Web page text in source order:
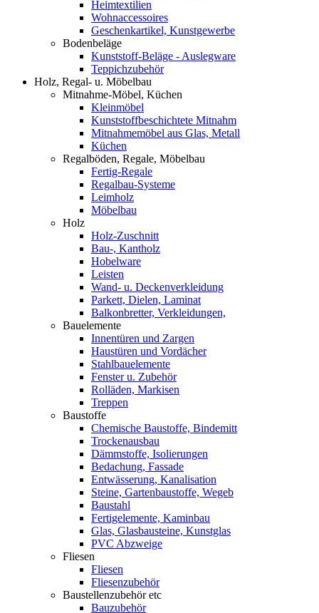
Heimtextilien
Wohnaccessoires
Geschenkartikel, Kunstgewerbe
Bodenbeläge
Kunststoff-Beläge - Auslegware
Teppichzubehör
Holz, Regal- u. Möbelbau
Mitnahme-Möbel, Küchen
Kleinmöbel
Kunststoffbeschichtete Mitnahm
Mitnahmemöbel aus Glas, Metall
Küchen
Regalböden, Regale, Möbelbau
Fertig-Regale
Regalbau-Systeme
Leimholz
Möbelbau
Holz
Holz-Zuschnitt
Bau-, Kantholz
Hobelware
Leisten
Wand- u. Deckenverkleidung
Parkett, Dielen, Laminat
Balkonbretter, Verkleidungen,
Bauelemente
Innentüren und Zargen
Haustüren und Vordächer
Stahlbauelemente
Fenster u. Zubehör
Rolläden, Markisen
Treppen
Baustoffe
Chemische Baustoffe, Bindemitt
Trockenausbau
Dämmstoffe, Isolierungen
Bedachung, Fassade
Entwässerung, Kanalisation
Steine, Gartenbaustoffe, Wegeb
Baustahl
Fertigelemente, Kaminbau
Glas, Glasbausteine, Kunstglas
PVC Abzweige
Fliesen
Fliesen
Fliesenzubehör
Baustellenzubehör etc
Bauzubehör